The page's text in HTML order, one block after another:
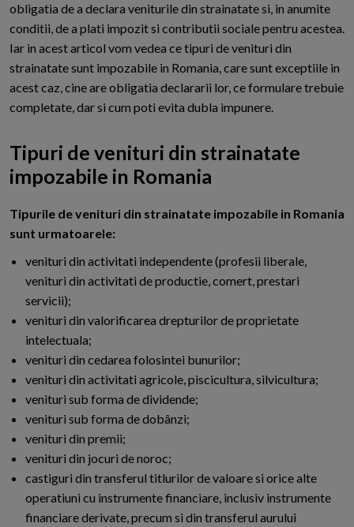
obligatia de a declara veniturile din strainatate si, in anumite
conditii, de a plati impozit si contributii sociale pentru acestea.
Iar in acest articol vom vedea ce tipuri de venituri din
strainatate sunt impozabile in Romania, care sunt exceptiile in
acest caz, cine are obligatia declararii lor, ce formulare trebuie
completate, dar si cum poti evita dubla impunere.
Tipuri de venituri din strainatate
impozabile in Romania
Tipurile de venituri din strainatate impozabile in Romania
sunt urmatoarele:
venituri din activitati independente (profesii liberale,
venituri din activitati de productie, comert, prestari
servicii);
venituri din valorificarea drepturilor de proprietate
intelectuala;
venituri din cedarea folosintei bunurilor;
venituri din activitati agricole, piscicultura, silvicultura;
venituri sub forma de dividende;
venituri sub forma de dobânzi;
venituri din premii;
venituri din jocuri de noroc;
castiguri din transferul titlurilor de valoare si orice alte
operatiuni cu instrumente financiare, inclusiv instrumente
financiare derivate, precum si din transferul aurului